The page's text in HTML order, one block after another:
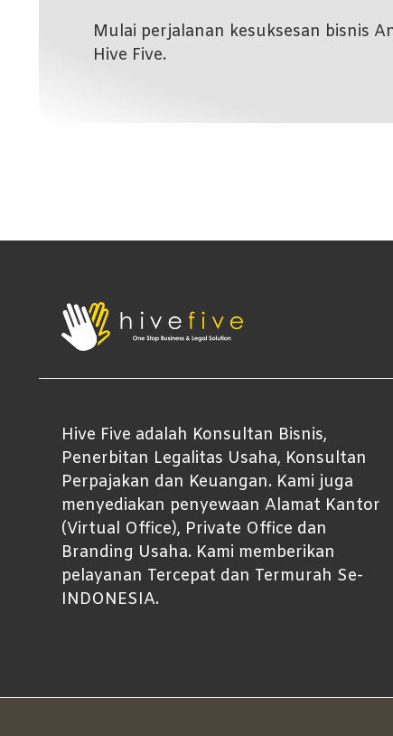
Mulai perjalanan kesuksesan bisnis
Hive Five.
Hive Five adalah Konsultan Bisnis,
Penerbitan Legalitas Usaha, Konsultan
Perpajakan dan Keuangan. Kami juga
menyediakan penyewaan Alamat Kantor
(Virtual Office), Private Office dan
Branding Usaha. Kami memberikan
pelayanan Tercepat dan Termurah Se-
INDONESIA.